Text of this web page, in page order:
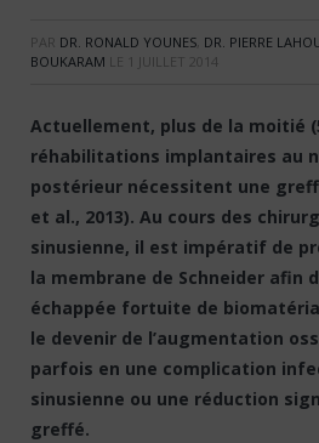
PAR DR. RONALD YOUNES DR. PIERRE
BOUKARAM LE 1 JUILLET 2014
Actuellement, plus de la moitié
réhabilitations implantaires au
postérieur nécessitent une
et al., 2013). Au cours des
sinusienne, il est impératif de
la membrane de Schneider afin
échappée fortuite de
le devenir de l’augmentation
parfois en une complication
sinusienne ou une réduction
greffé.